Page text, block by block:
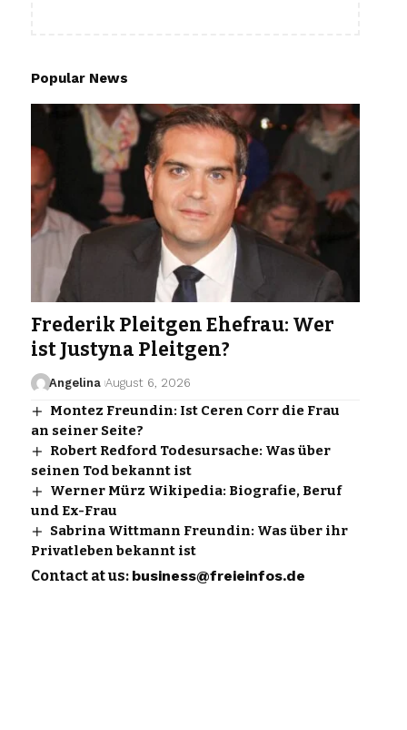
Popular News
Frederik Pleitgen Ehefrau: Wer
ist Justyna Pleitgen?
Angelina August 6, 2026
Montez Freundin: Ist Ceren Corr die Frau
an seiner Seite?
Robert Redford Todesursache: Was über
seinen Tod bekannt ist
Werner Mürz Wikipedia: Biografie, Beruf
und Ex-Frau
Sabrina Wittmann Freundin: Was über ihr
Privatleben bekannt ist
Contact at us: business@freieinfos.de